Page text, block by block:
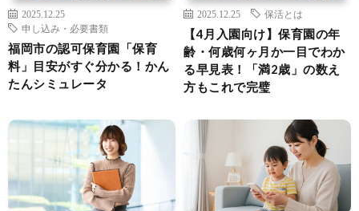
2025.12.25
申し込み・必要書類
福岡市の認可保育園「保育
料」目安がすぐ分かる！かん
たんシミュレータ
2025.12.25 保活とは
【4月入園向け】保育園の年
齢・何歳何ヶ月か一目でわか
る早見表！「満2歳」の数え
方もこれで完璧